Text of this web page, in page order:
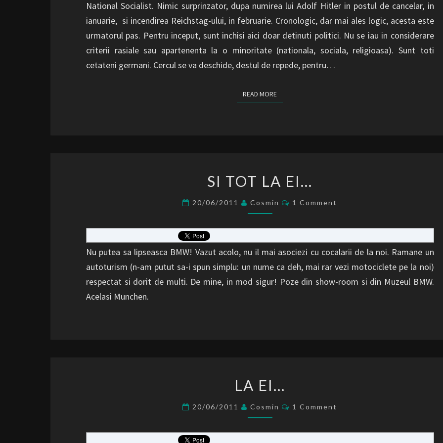
National Socialist. Nimic surprinzator, dupa numirea lui Adolf Hitler in postul de cancelar, in
ianuarie, si incendirea Reichstag-ului, in februarie. Cronologic, dar mai ales logic, acesta este
urmatorul pas. Pentru inceput, sunt inchisi aici doar detinuti politici. Nu se iau in considerare
criterii rasiale sau apartenenta la o minoritate (nationala, sociala, religioasa). Sunt toti
cetateni germani. Cercul se va deschide, destul de repede, pentru…
READ MORE
TOT
EI…
SI TOT LA EI…
20/06/2011 Cosmin Comments
1 Comment
Nu putea sa lipseasca BMW! Vazut acolo, nu il mai asociezi cu cocalarii de la noi. Ramane un
autoturism (n-am putut sa-i spun simplu: un nume ca deh, mai rar vezi motociclete pe la noi)
respectat si dorit de multi. De mine, in mod sigur! Poze din show-room si din Muzeul BMW.
Acelasi Munchen.
EI…
LA EI…
20/06/2011 Cosmin Comments
1 Comment